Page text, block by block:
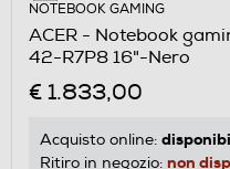
NOTEBOOK GAMING
ACER - Notebook
42-R7P8 16"-Nero
€ 1.833,00
Acquisto online:
Ritiro in negozio: non